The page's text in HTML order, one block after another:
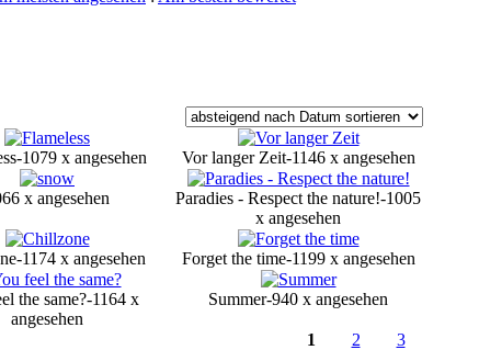
1079 x angesehen Vor langer Zeit-1146 x angesehen
x angesehen
Paradies - Respect the nature!-1005
x angesehen
1174 x angesehen Forget the time-1199 x angesehen
the same?-1164 x
angesehen
Summer-940 x angesehen
1 2 3